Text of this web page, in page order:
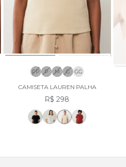
PP P M G GG
CAMISETA LAUREN PALHA
R$ 298